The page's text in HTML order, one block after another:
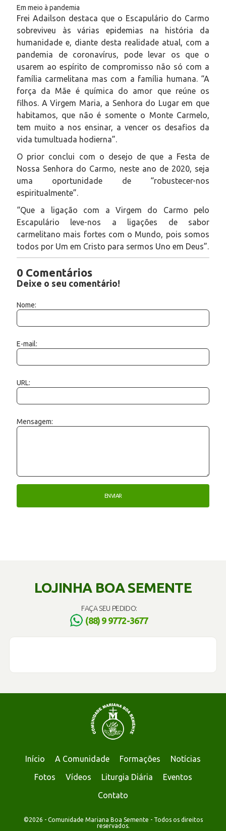
Em meio à pandemia
Frei Adailson destaca que o Escapulário do Carmo
sobreviveu às várias epidemias na história da
humanidade e, diante desta realidade atual, com a
pandemia de coronavírus, pode levar os que o
usarem ao espírito de compromisso não só com a
família carmelitana mas com a família humana. “A
força da Mãe é química do amor que reúne os
filhos. A Virgem Maria, a Senhora do Lugar em que
habitamos, que não é somente o Monte Carmelo,
tem muito a nos ensinar, a vencer os desafios da
vida tumultuada hodierna”.
O prior conclui com o desejo de que a Festa de
Nossa Senhora do Carmo, neste ano de 2020, seja
uma oportunidade de “robustecer-nos
espiritualmente”.
“Que a ligação com a Virgem do Carmo pelo
Escapulário leve-nos a ligações de sabor
carmelitano mais fortes com o Mundo, pois somos
todos por Um em Cristo para sermos Uno em Deus”.
0 Comentários
Deixe o seu comentário!
Nome:
E-mail:
URL:
Mensagem:
LOJINHA BOA SEMENTE
FAÇA SEU PEDIDO:
(88) 9 9772-3677
Início A Comunidade Formações
Notícias
Fotos
Vídeos Liturgia Diária
Eventos
Contato
©2026 - Comunidade Mariana Boa Semente - Todos os direitos
reservados.